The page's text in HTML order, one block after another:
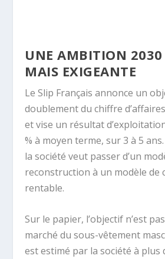
UNE AMBITION 2030
MAIS EXIGEANTE
Le Slip Français annonce un
doublement du chiffre
et vise un résultat
% à moyen terme, sur 3 à 5 ans.
la société veut passer d’un
reconstruction à un modèle de
rentable.
Sur le papier, l’objectif n’est
marché du sous-vêtement
est estimé par la société à plus